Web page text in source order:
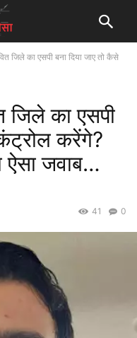
जिले का एसपी बना दिया जाए तो कैसे
जिले का एसपी
करेंगे?
ऐसा जवाब…
0
41